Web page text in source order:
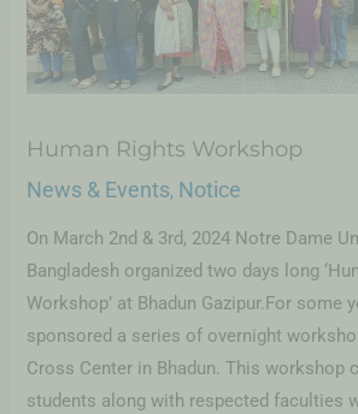
Human Rights Workshop
News & Events, Notice
On March 2nd & 3rd, 2024 Notre Dame
Bangladesh organized two days long
Workshop’ at Bhadun Gazipur.For some
sponsored a series of overnight
Cross Center in Bhadun. This workshop
students along with respected faculties